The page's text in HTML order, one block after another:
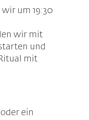
um 19:30
wir mit
und
mit
ein